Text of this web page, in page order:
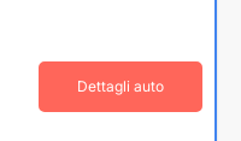
Dettagli auto